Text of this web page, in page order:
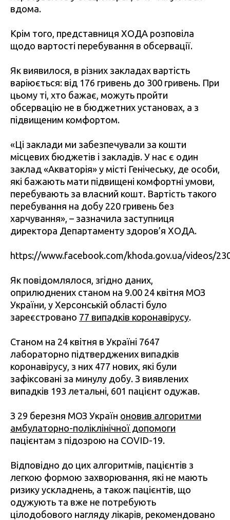
вдома.
Крім того, представниця ХОДА розповіла
щодо вартості перебування в обсервації.
Як виявилося, в різних закладах вартість
варіюється: від 176 гривень до 300 гривень. При
цьому ті, хто бажає, можуть пройти
обсервацію не в бюджетних установах, а з
підвищеним комфортом.
«Ці заклади ми забезпечували за кошти
місцевих бюджетів і закладів. У нас є один
заклад «Акваторія» у місті Генічеську, де особи,
які бажають мати підвищені комфортні умови,
перебувають за власний кошт. Вартість такого
перебування на добу 220 гривень без
харчування», – зазначила заступниця
директора Департаменту здоров’я ХОДА.
https://www.facebook.com/khoda.gov.ua/videos/
Як повідомлялося, згідно даних,
оприлюднених станом на 9.00 24 квітня МОЗ
України, у Херсонській області було
зареєстровано 77 випадків коронавірусу.
Станом на 24 квітня в Україні 7647
лабораторно підтверджених випадків
коронавірусу, з них 477 нових, які були
зафіксовані за минулу добу. З виявлених
випадків 193 летальні, 601 пацієнт одужав.
З 29 березня МОЗ Україн оновив алгоритми
амбулаторно-поліклінічної допомоги
пацієнтам з підозрою на COVID-19.
Відповідно до цих алгоритмів, пацієнтів з
легкою формою захворювання, які не мають
ризику ускладнень, а також пацієнтів, що
одужують та вже не потребують
цілодобового нагляду лікарів, рекомендовано